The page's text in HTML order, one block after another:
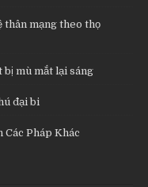
thân mạng theo thọ
bị mù mắt lại sáng
đại bi
Các Pháp Khác